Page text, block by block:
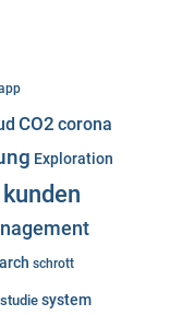
CO2 corona
Exploration
kunden
schrott
studie system